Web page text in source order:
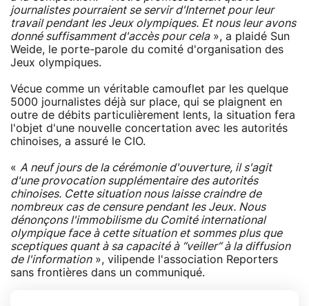
journalistes pourraient se servir d'Internet pour leur
travail pendant les Jeux olympiques. Et nous leur avons
donné suffisamment d'accès pour cela», a plaidé Sun
Weide, le porte-parole du comité d'organisation des
Jeux olympiques.
Vécue comme un véritable camouflet par les quelque
5000 journalistes déjà sur place, qui se plaignent en
outre de débits particulièrement lents, la situation fera
l'objet d'une nouvelle concertation avec les autorités
chinoises, a assuré le CIO.
« A neuf jours de la cérémonie d'ouverture, il s'agit
d'une provocation supplémentaire des autorités
chinoises. Cette situation nous laisse craindre de
nombreux cas de censure pendant les Jeux. Nous
dénonçons l'immobilisme du Comité international
olympique face à cette situation et sommes plus que
sceptiques quant à sa capacité à “veiller“ à la diffusion
de l'information», vilipende l'association Reporters
sans frontières dans un communiqué.